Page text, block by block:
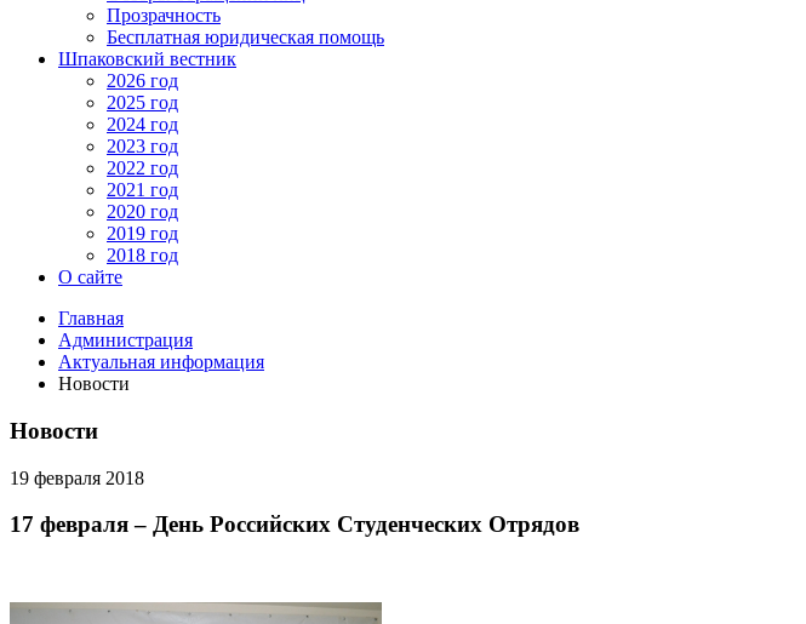
Прозрачность
Бесплатная юридическая помощь
Шпаковский вестник
2026 год
2025 год
2024 год
2023 год
2022 год
2021 год
2020 год
2019 год
2018 год
О сайте
Главная
Администрация
Актуальная информация
Новости
Новости
19 февраля 2018
17 февраля – День Российских Студенческих Отрядов